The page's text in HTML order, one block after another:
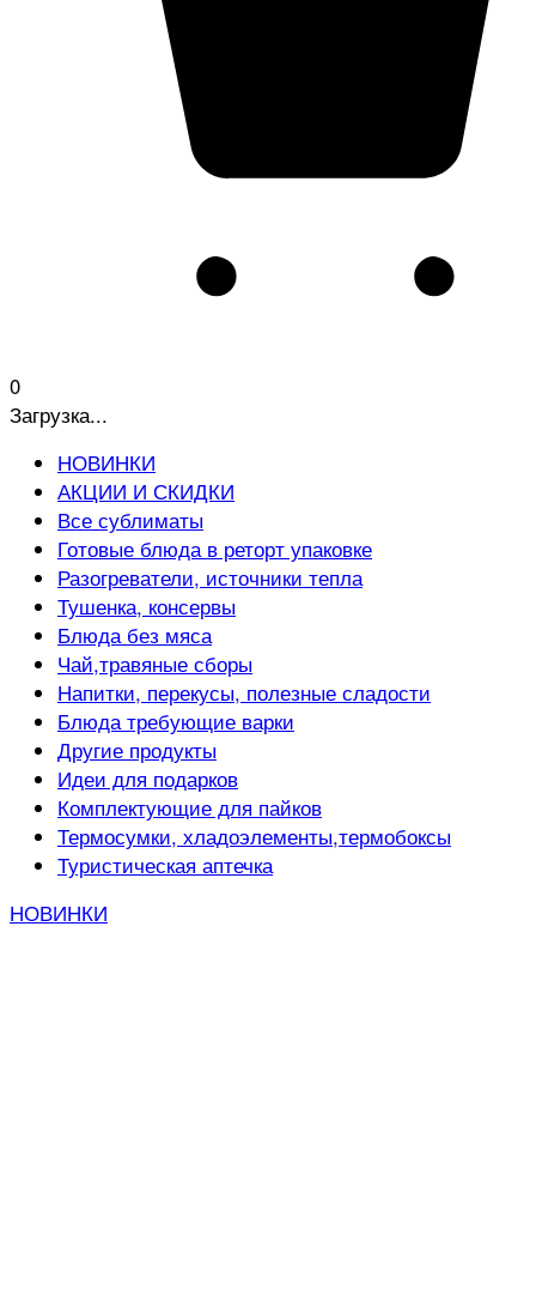
0
Загрузка...
НОВИНКИ
АКЦИИ И СКИДКИ
Все сублиматы
Готовые блюда в реторт упаковке
Разогреватели, источники тепла
Тушенка, консервы
Блюда без мяса
Чай,травяные сборы
Напитки, перекусы, полезные сладости
Блюда требующие варки
Другие продукты
Идеи для подарков
Комплектующие для пайков
Термосумки, хладоэлементы,термобоксы
Туристическая аптечка
НОВИНКИ